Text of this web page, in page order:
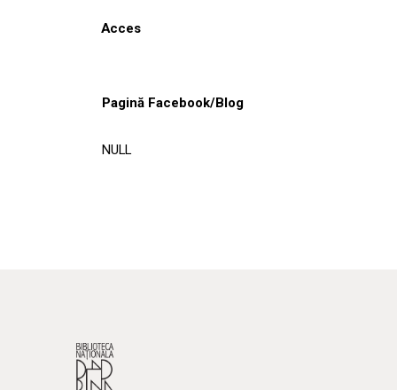
Acces
Pagină Facebook/Blog
NULL